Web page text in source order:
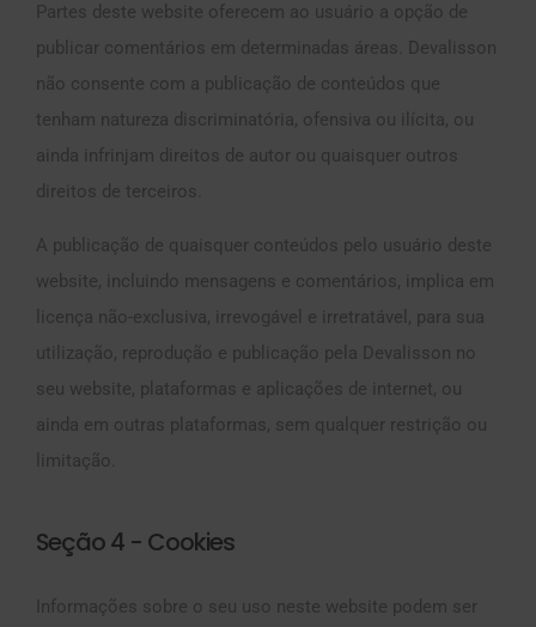
Partes deste website oferecem ao usuário a opção de
publicar comentários em determinadas áreas. Devalisson
não consente com a publicação de conteúdos que
tenham natureza discriminatória, ofensiva ou ilícita, ou
ainda infrinjam direitos de autor ou quaisquer outros
direitos de terceiros.
A publicação de quaisquer conteúdos pelo usuário deste
website, incluindo mensagens e comentários, implica em
licença não-exclusiva, irrevogável e irretratável, para sua
utilização, reprodução e publicação pela Devalisson no
seu website, plataformas e aplicações de internet, ou
ainda em outras plataformas, sem qualquer restrição ou
limitação.
Seção 4 - Cookies
Informações sobre o seu uso neste website podem ser